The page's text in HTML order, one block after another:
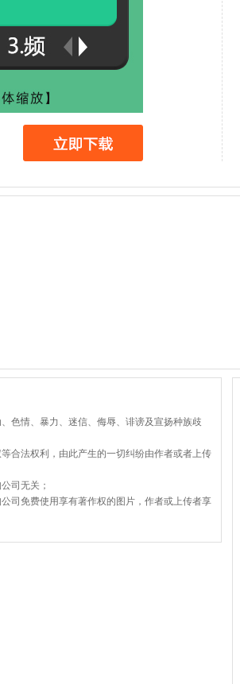
色情、暴力、迷信、侮辱、诽谤及宣扬种族歧
合法权利，由此产生的一切纠纷由作者或者上传
司无关；
司免费使用享有著作权的图片，作者或上传者享